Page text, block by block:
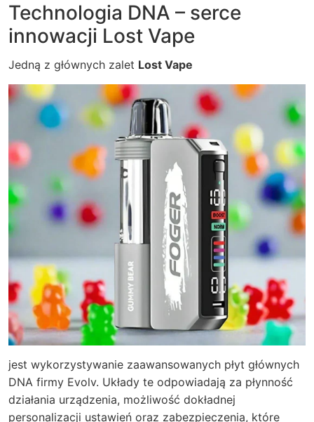
Technologia DNA – serce
innowacji Lost Vape
Jedną z głównych zalet Lost Vape
jest wykorzystywanie zaawansowanych płyt głównych
DNA firmy Evolv. Układy te odpowiadają za płynność
działania urządzenia, możliwość dokładnej
personalizacji ustawień oraz zabezpieczenia, które